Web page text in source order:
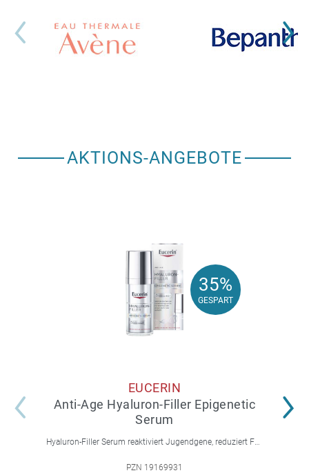
AKTIONS-ANGEBOTE
35%
GESPART
35%
GESPART
EUCERIN
Anti-Age Hyaluron-Filler Epigenetic
Serum
Hyaluron-Filler Serum reaktiviert Jugendgene, reduziert Falten und feine Linien, spendet intensive Feuchtigkeit und strafft die Gesichtskonturen.
PZN 19169931